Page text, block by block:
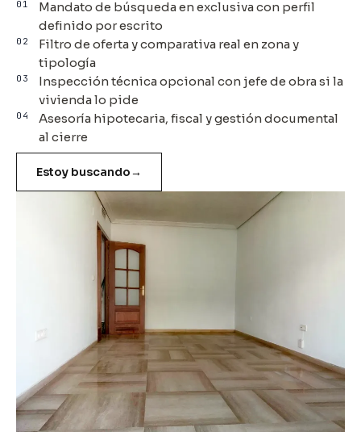
01
Mandato de búsqueda en exclusiva con perfil
definido por escrito
02
Filtro de oferta y comparativa real en zona y
tipología
03
Inspección técnica opcional con jefe de obra si la
vivienda lo pide
04
Asesoría hipotecaria, fiscal y gestión documental
al cierre
Estoy buscando→